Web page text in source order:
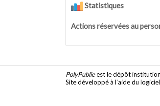
Statistiques
Actions réservées au
PolyPublieest le dépôt
Site développé à l'aide du